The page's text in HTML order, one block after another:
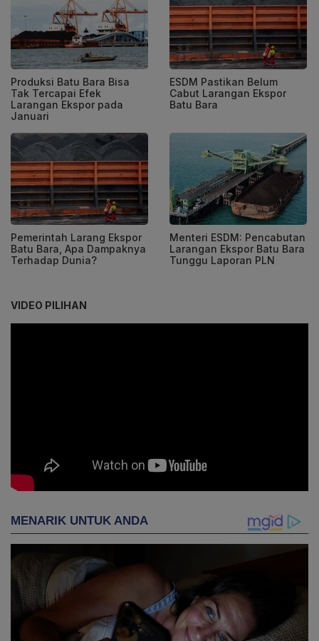
Produksi Batu Bara Bisa
Tak Tercapai Efek
Larangan Ekspor pada
Januari
ESDM Pastikan Belum
Cabut Larangan Ekspor
Batu Bara
Pemerintah Larang Ekspor
Batu Bara, Apa Dampaknya
Terhadap Dunia?
Menteri ESDM: Pencabutan
Larangan Ekspor Batu Bara
Tunggu Laporan PLN
VIDEO PILIHAN